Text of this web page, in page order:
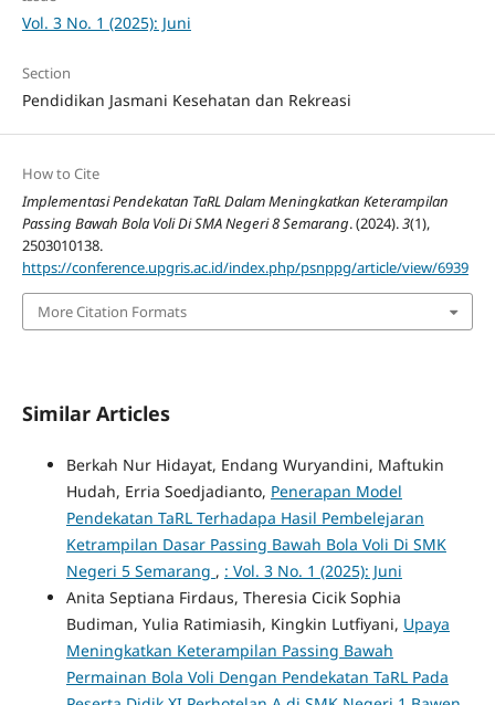
Vol. 3 No. 1 (2025): Juni
Section
Pendidikan Jasmani Kesehatan dan Rekreasi
How to Cite
Implementasi Pendekatan TaRL Dalam Meningkatkan Keterampilan
Passing Bawah Bola Voli Di SMA Negeri 8 Semarang. (2024).3(1),
2503010138.
https://conference.upgris.ac.id/index.php/psnppg/article/view/6939
More Citation Formats
Similar Articles
Berkah Nur Hidayat, Endang Wuryandini, Maftukin
Hudah, Erria Soedjadianto, Penerapan Model
Pendekatan TaRL Terhadapa Hasil Pembelejaran
Ketrampilan Dasar Passing Bawah Bola Voli Di SMK
Negeri 5 Semarang , : Vol. 3 No. 1 (2025): Juni
Anita Septiana Firdaus, Theresia Cicik Sophia
Budiman, Yulia Ratimiasih, Kingkin Lutfiyani, Upaya
Meningkatkan Keterampilan Passing Bawah
Permainan Bola Voli Dengan Pendekatan TaRL Pada